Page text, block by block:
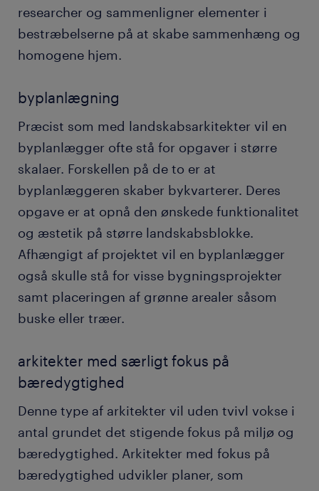
researcher og sammenligner elementer i
bestræbelserne på at skabe sammenhæng og
homogene hjem.
byplanlægning
Præcist som med landskabsarkitekter vil en
byplanlægger ofte stå for opgaver i større
skalaer. Forskellen på de to er at
byplanlæggeren skaber bykvarterer. Deres
opgave er at opnå den ønskede funktionalitet
og æstetik på større landskabsblokke.
Afhængigt af projektet vil en byplanlægger
også skulle stå for visse bygningsprojekter
samt placeringen af grønne arealer såsom
buske eller træer.
arkitekter med særligt fokus på
bæredygtighed
Denne type af arkitekter vil uden tvivl vokse i
antal grundet det stigende fokus på miljø og
bæredygtighed. Arkitekter med fokus på
bæredygtighed udvikler planer, som